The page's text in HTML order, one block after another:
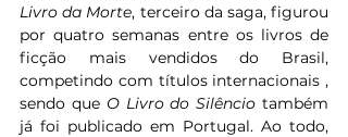
Livro da Morte, terceiro da saga, figurou
por quatro semanas entre os livros de
ficção mais vendidos do Brasil,
competindo com títulos internacionais ,
sendo que O Livro do Silêncio também
já foi publicado em Portugal. Ao todo,